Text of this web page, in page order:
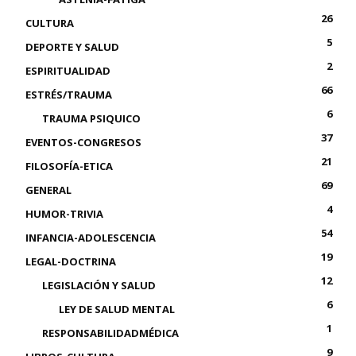
CULTURA
26
DEPORTE Y SALUD
5
ESPIRITUALIDAD
2
ESTRÉS/TRAUMA
66
TRAUMA PSIQUICO
6
EVENTOS-CONGRESOS
37
FILOSOFÍA-ETICA
21
GENERAL
69
HUMOR-TRIVIA
4
INFANCIA-ADOLESCENCIA
54
LEGAL-DOCTRINA
19
LEGISLACIÓN Y SALUD
12
LEY DE SALUD MENTAL
6
RESPONSABILIDADMÉDICA
1
9